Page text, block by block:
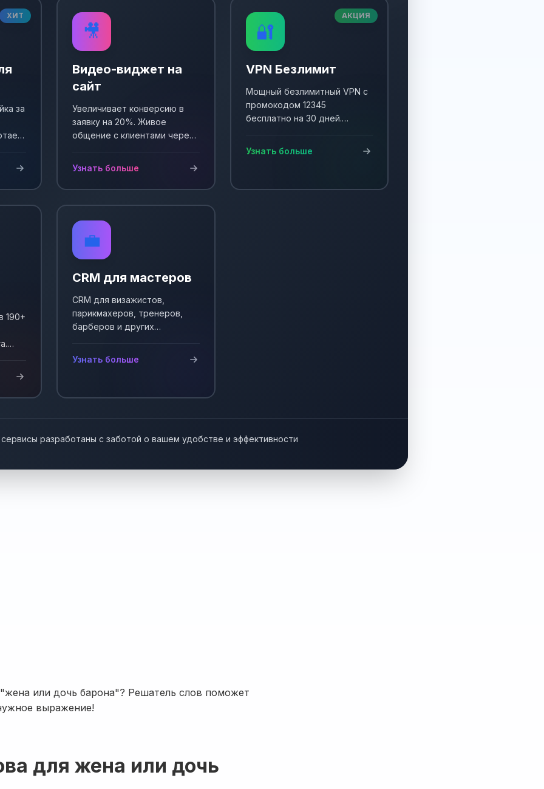
ХИТ
за
🎥
Видео-виджет на
сайт
Увеличивает конверсию в
заявку на 20%. Живое
общение с клиентами через
Узнать больше
АКЦИЯ
🔐
VPN Безлимит
Мощный безлимитный VPN с
промокодом 12345
бесплатно на 30 дней.
Узнать больше
190+
💼
CRM для мастеров
CRM для визажистов,
парикмахеров, тренеров,
барберов и других
Узнать больше
сервисы разработаны с заботой о вашем удобстве и эффективности
или дочь барона"? Решатель слов поможет
выражение!
для жена или дочь